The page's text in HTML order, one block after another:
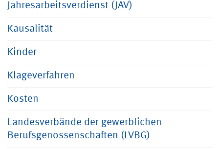
Jahresarbeitsverdienst (JAV)
Kausalität
Kinder
Klageverfahren
Kosten
Landesverbände der gewerblichen
Berufsgenossenschaften (LVBG)